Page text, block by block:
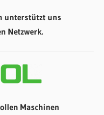
unterstützt uns
Netzwerk.
Maschinen